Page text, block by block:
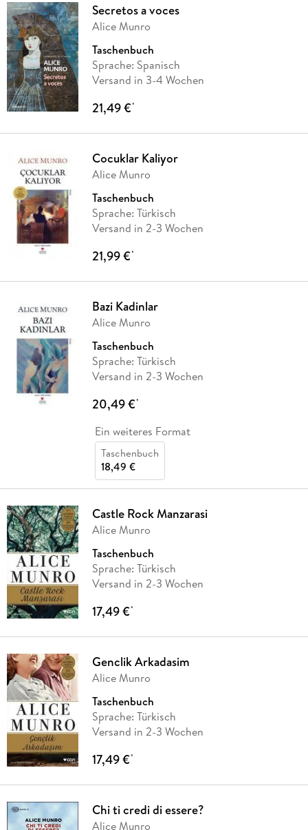
Secretos a voces
Alice Munro
Taschenbuch
Sprache: Spanisch
Versand in 3-4 Wochen
21,49 €*
Cocuklar Kaliyor
Alice Munro
Taschenbuch
Sprache: Türkisch
Versand in 2-3 Wochen
21,99 €*
Bazi Kadinlar
Alice Munro
Taschenbuch
Sprache: Türkisch
Versand in 2-3 Wochen
20,49 €*
Ein weiteres Format
Taschenbuch
18,49 €
Castle Rock Manzarasi
Alice Munro
Taschenbuch
Sprache: Türkisch
Versand in 2-3 Wochen
17,49 €*
Genclik Arkadasim
Alice Munro
Taschenbuch
Sprache: Türkisch
Versand in 2-3 Wochen
17,49 €*
Chi ti credi di essere?
Alice Munro